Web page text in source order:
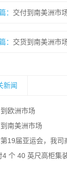
： 交付到南美洲市
： 交货到南美洲市
新闻
欧洲市场
南美洲市场
19届亚运会，我司
4 个 40 英尺高柜集